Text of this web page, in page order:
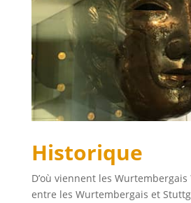
Historique
D’où viennent les
entre les Wurtembergais et